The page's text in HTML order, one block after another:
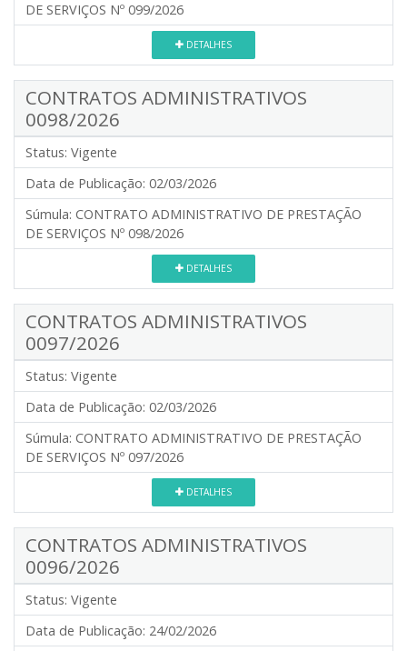
DE SERVIÇOS Nº 099/2026
DETALHES
CONTRATOS ADMINISTRATIVOS
0098/2026
Status: Vigente
Data de Publicação: 02/03/2026
Súmula: CONTRATO ADMINISTRATIVO DE PRESTAÇÃO
DE SERVIÇOS Nº 098/2026
DETALHES
CONTRATOS ADMINISTRATIVOS
0097/2026
Status: Vigente
Data de Publicação: 02/03/2026
Súmula: CONTRATO ADMINISTRATIVO DE PRESTAÇÃO
DE SERVIÇOS Nº 097/2026
DETALHES
CONTRATOS ADMINISTRATIVOS
0096/2026
Status: Vigente
Data de Publicação: 24/02/2026